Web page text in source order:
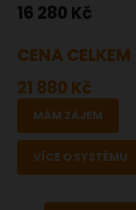
16 280 Kč
CENA CELKEM
21 880 Kč
MÁM ZÁJEM
VÍCE O SYSTÉMU